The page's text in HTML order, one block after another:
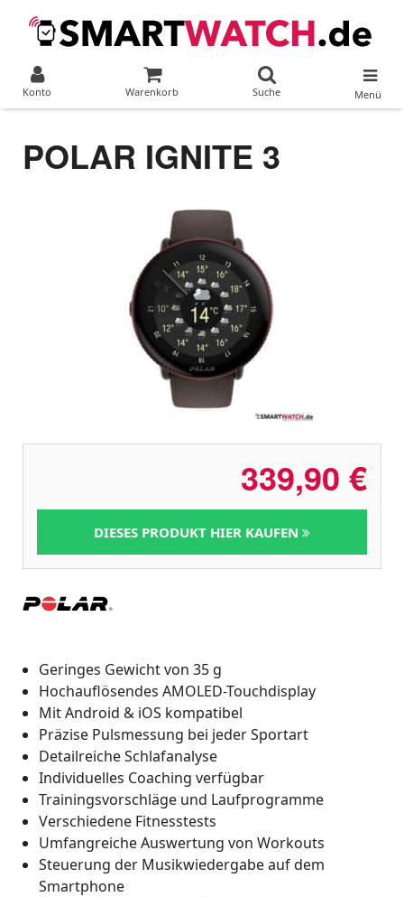
Konto Warenkorb Suche Menü
POLAR IGNITE 3
339,90 €
DIESES PRODUKT HIER KAUFEN
Geringes Gewicht von 35 g
Hochauflösendes AMOLED-Touchdisplay
Mit Android & iOS kompatibel
Präzise Pulsmessung bei jeder Sportart
Detailreiche Schlafanalyse
Individuelles Coaching verfügbar
Trainingsvorschläge und Laufprogramme
Verschiedene Fitnesstests
Umfangreiche Auswertung von Workouts
Steuerung der Musikwiedergabe auf dem
Smartphone